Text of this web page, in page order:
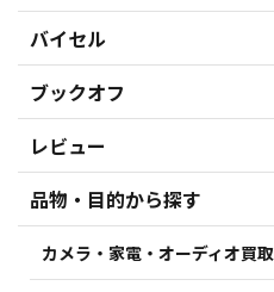
バイセル
ブックオフ
レビュー
品物・目的から探す
カメラ・家電・オーディオ買取